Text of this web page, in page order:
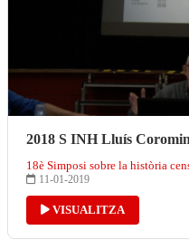
2018 S INH Lluís
18è Simposi sobre la història
11-01-2019
VISUALITZA